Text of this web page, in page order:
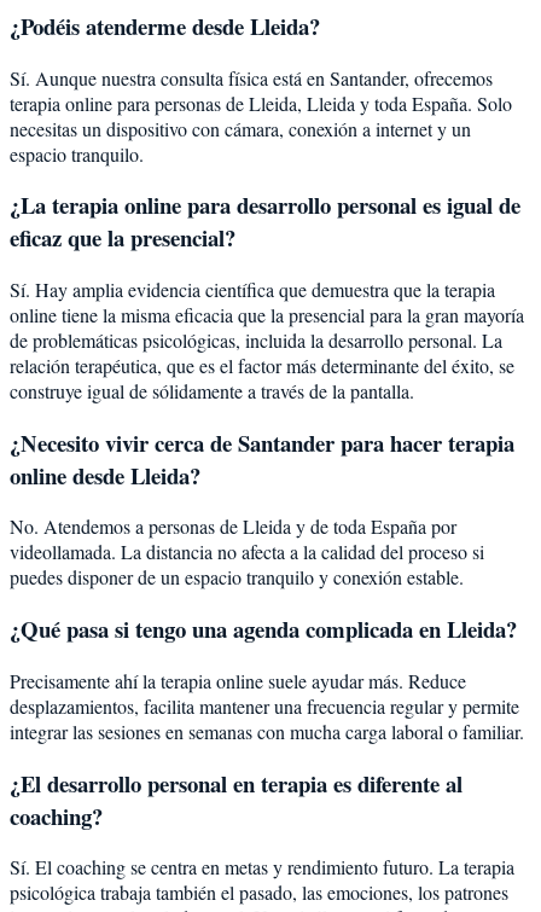
¿Podéis atenderme desdeLleida?
Sí. Aunque nuestra consulta física está en Santander, ofrecemos
terapia online para personas deLleida, Lleida y toda España. Solo
necesitas un dispositivo con cámara, conexión a internet y un
espacio tranquilo.
¿La terapia online paradesarrollo personales igual de
eficaz que la presencial?
Sí. Hay amplia evidencia científica que demuestra que la terapia
online tiene la misma eficacia que la presencial para la gran mayoría
de problemáticas psicológicas, incluida la desarrollo personal. La
relación terapéutica, que es el factor más determinante del éxito, se
construye igual de sólidamente a través de la pantalla.
¿Necesito vivir cerca de Santander para hacer terapia
online desde Lleida?
No. Atendemos a personas de Lleida y de toda España por
videollamada. La distancia no afecta a la calidad del proceso si
puedes disponer de un espacio tranquilo y conexión estable.
¿Qué pasa si tengo una agenda complicada en Lleida?
Precisamente ahí la terapia online suele ayudar más. Reduce
desplazamientos, facilita mantener una frecuencia regular y permite
integrar las sesiones en semanas con mucha carga laboral o familiar.
¿El desarrollo personal en terapia es diferente al
coaching?
Sí. El coaching se centra en metas y rendimiento futuro. La terapia
psicológica trabaja también el pasado, las emociones, los patrones